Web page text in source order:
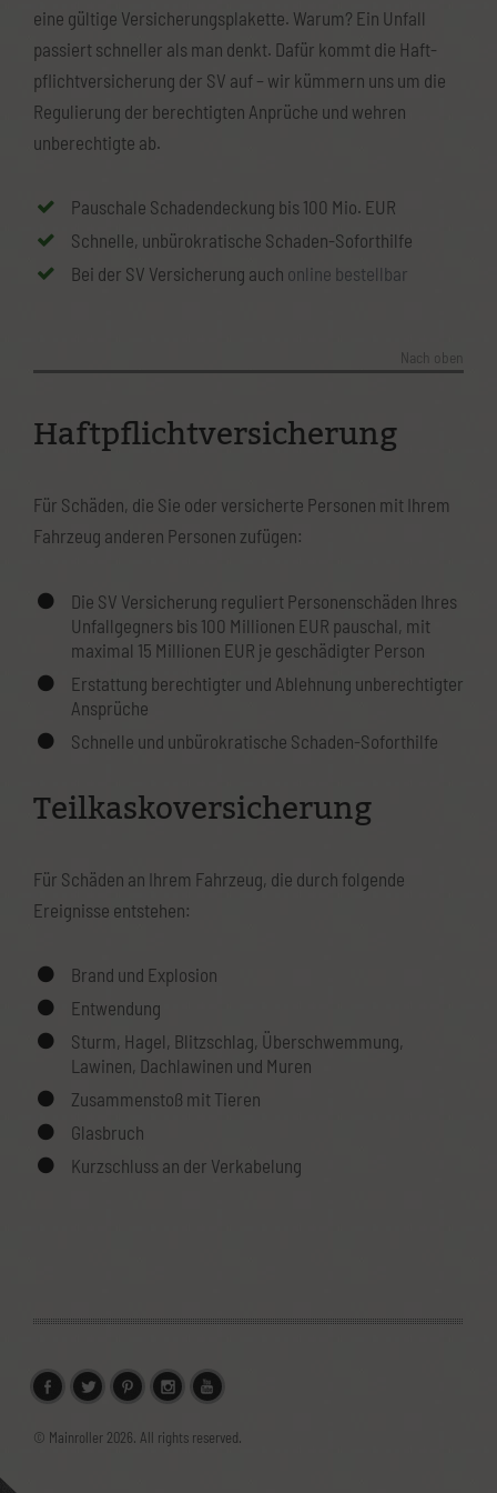
eine gültige Versicherungsplakette. Warum? Ein Unfall
passiert schneller als man denkt. Dafür kommt die Haft­
pflicht­versicherung der SV auf – wir kümmern uns um die
Regulierung der berechtigten Anprüche und wehren
unberechtigte ab.
Pauschale Schadendeckung bis 100 Mio. EUR
Schnelle, unbürokratische Schaden-Sofort­hilfe
Bei der SV Versicherung auch online bestellbar
Nach oben
Haftpflichtversicherung
Für Schäden, die Sie oder versicherte Personen mit Ihrem
Fahrzeug anderen Personen zufügen:
Die SV Versicherung reguliert Personenschäden Ihres
Unfallgegners bis 100 Millionen EUR pauschal, mit
maximal 15 Millionen EUR je geschädigter Person
Erstattung berechtigter und Ablehnung unberechtigter
Ansprüche
Schnelle und unbürokratische Schaden-Soforthilfe
Teilkaskoversicherung
Für Schäden an Ihrem Fahrzeug, die durch folgende
Ereignisse entstehen:
Brand und Explosion
Entwendung
Sturm, Hagel, Blitzschlag, Überschwemmung,
Lawinen, Dachlawinen und Muren
Zusammenstoß mit Tieren
Glasbruch
Kurzschluss an der Verkabelung
© Mainroller 2026. All rights reserved.